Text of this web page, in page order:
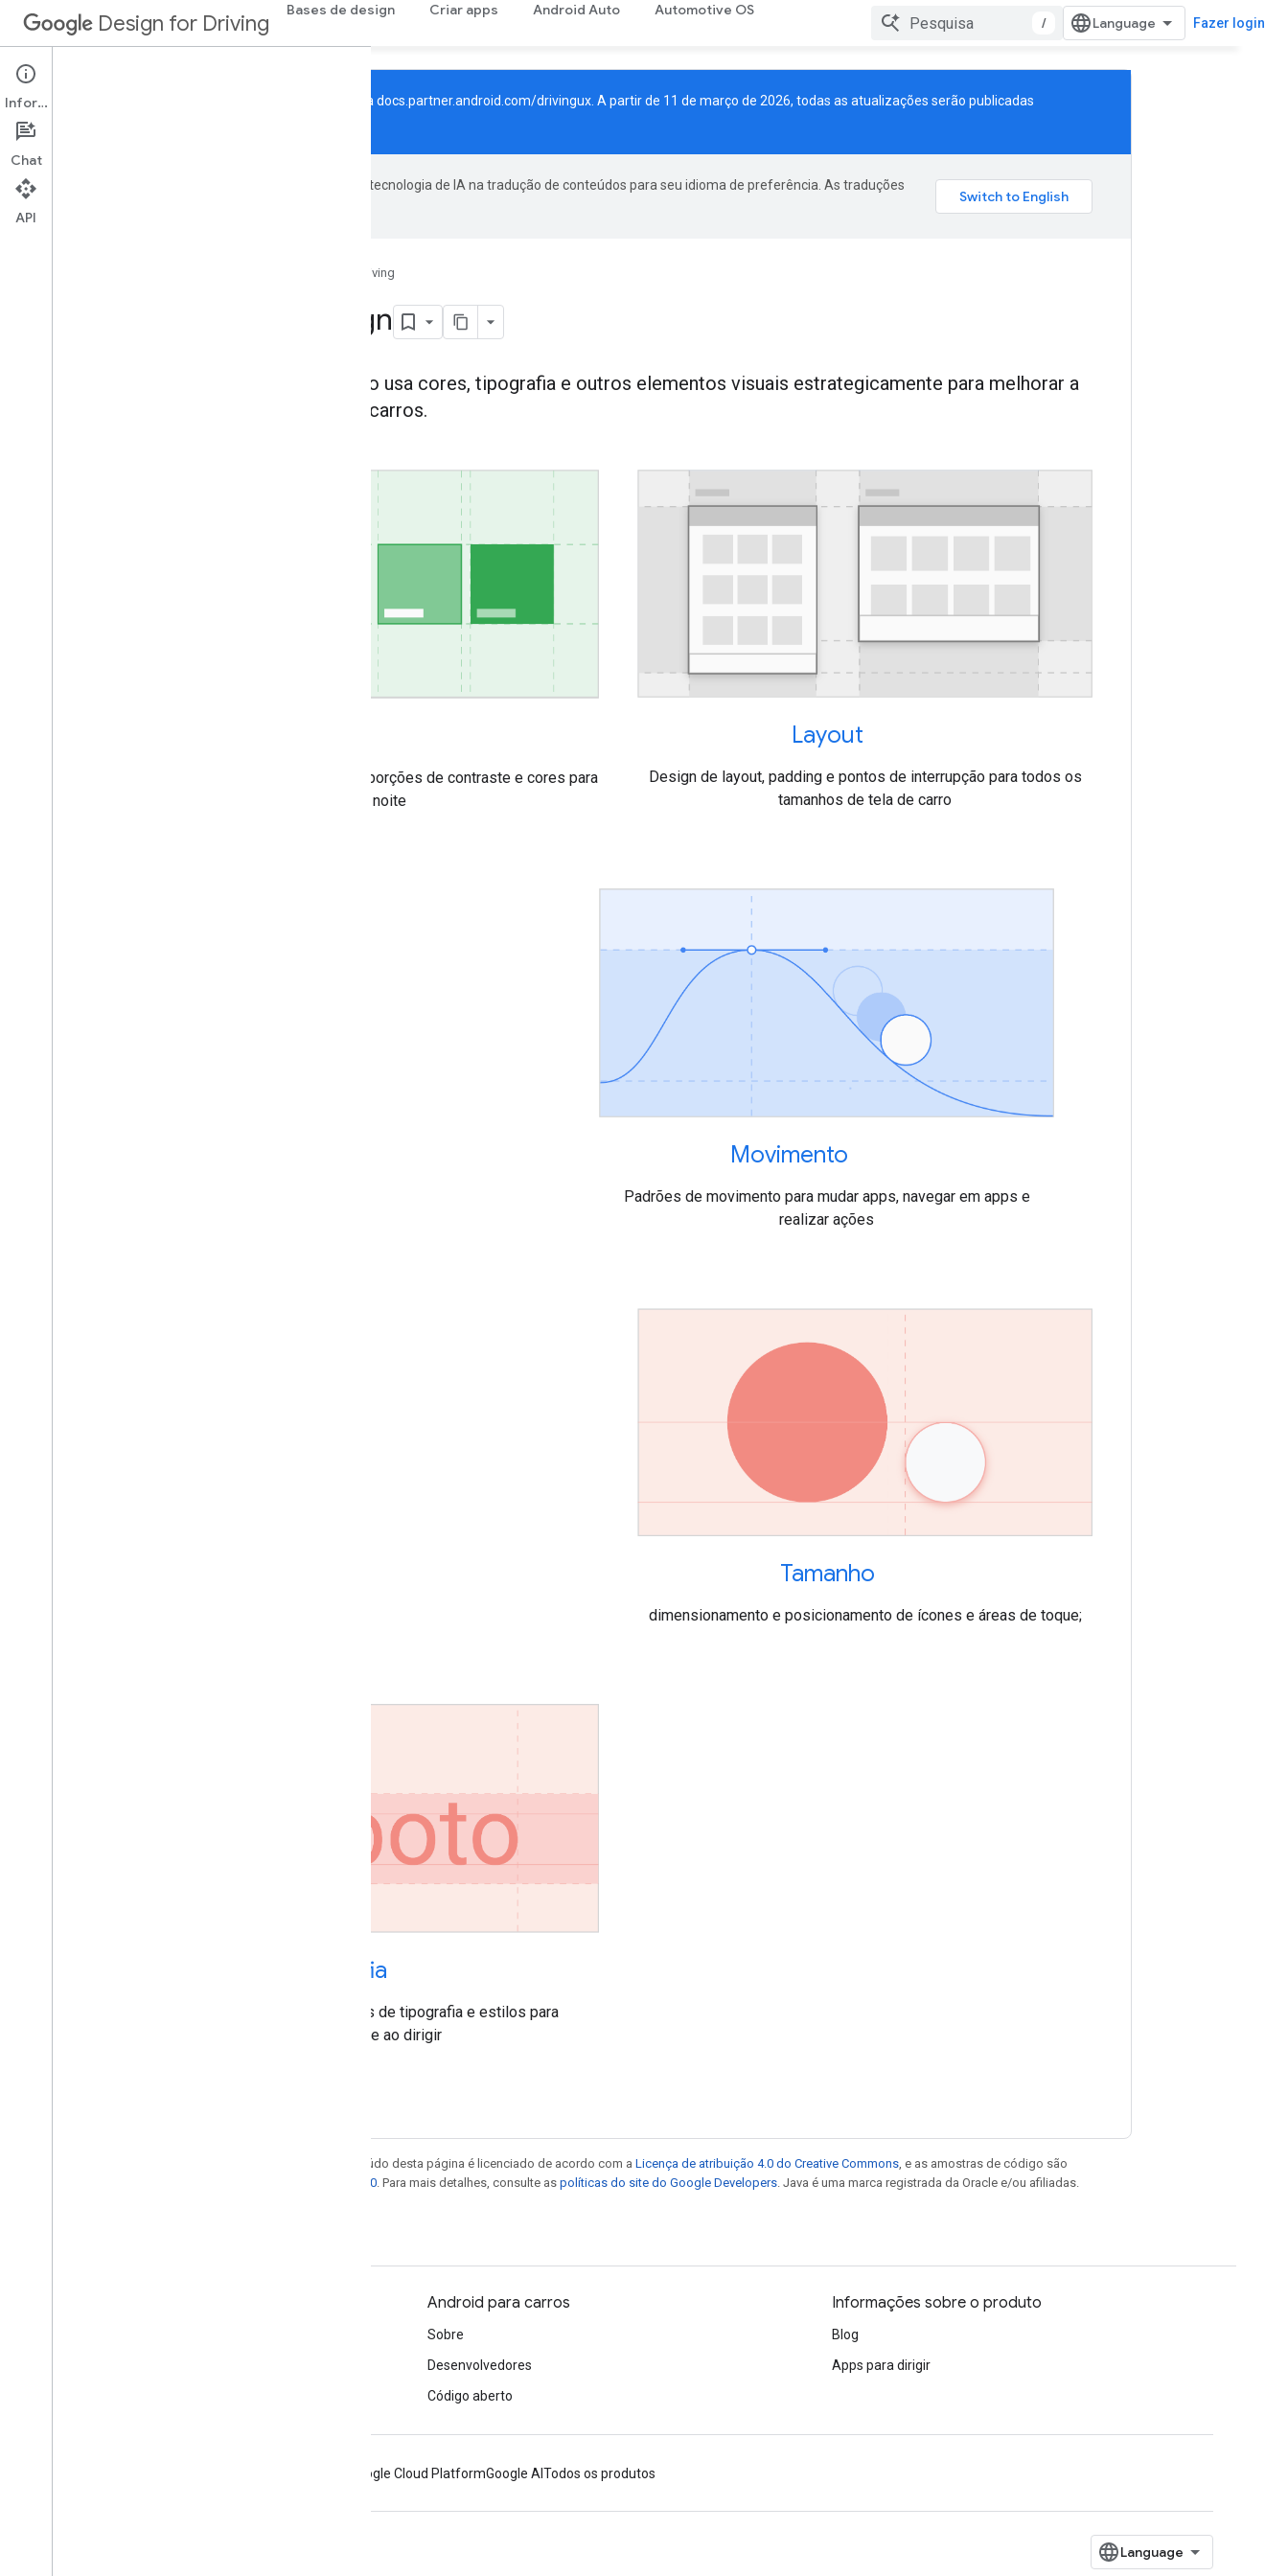
Design for Driving
Bases de design Criar apps Android Auto Automotive OS
/ Fazer login
O Design para direção foi movido para docs.partner.android.com/drivingux . A partir de 11 de março de 2026, todas as atualizações serão publicadas
O Google usa tecnologia de IA na tradução de conteúdos para seu idioma de preferência. As traduções
Design for Driving
Sistema de design
A interface do Android Auto usa cores, tipografia e outros elementos visuais estrategicamente para melhorar a
clareza visual nas telas de carros.
Paletas de cores, gradientes, proporções de contraste e cores para
dia e noite
Layout
Design de layout, padding e pontos de interrupção para todos os
tamanhos de tela de carro
Movimento
Padrões de movimento para mudar apps, navegar em apps e
realizar ações
Tamanho
dimensionamento e posicionamento de ícones e áreas de toque;
Tipografia
Escala tipográfica, tamanhos de tipografia e estilos para
legibilidade ao dirigir
Exceto em caso de indicação contrária, o conteúdo desta página é licenciado de acordo com a Licença de atribuição 4.0 do Creative Commons , e as amostras de código são
Licença Apache 2.0 . Para mais detalhes, consulte as políticas do site do Google Developers . Java é uma marca registrada da Oracle e/ou afiliadas.
Android para carros
Sobre
Desenvolvedores
Código aberto
Informações sobre o produto
Blog
Apps para dirigir
Google Cloud PlatformGoogle AI Todos os produtos
Informações
Chat
API